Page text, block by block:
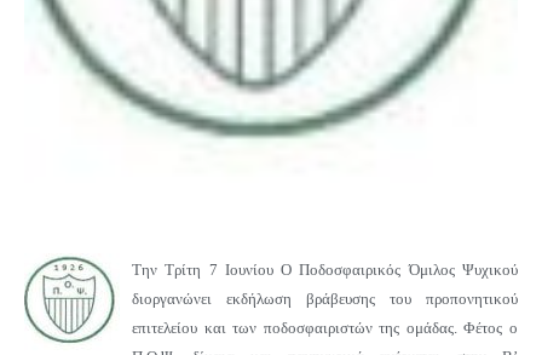
Την Τρίτη 7 Ιουνίου Ο Ποδοσφαιρικός Όμιλος Ψυχικού
διοργανώνει εκδήλωση βράβευσης του προπονητικού
επιτελείου και των ποδοσφαιριστών της ομάδας.Φέτος ο